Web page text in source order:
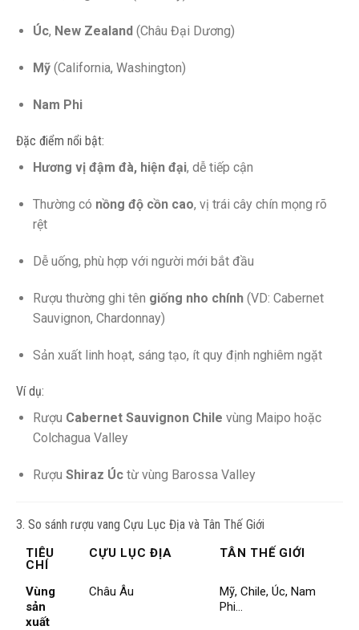
Úc, New Zealand(Châu Đại Dương)
Mỹ(California, Washington)
Nam Phi
Đặc điểm nổi bật:
Hương vị đậm đà, hiện đại, dễ tiếp cận
Thường có nồng độ cồn cao, vị trái cây chín mọng rõ
rệt
Dễ uống, phù hợp với người mới bắt đầu
Rượu thường ghi tên giống nho chính(VD: Cabernet
Sauvignon, Chardonnay)
Sản xuất linh hoạt, sáng tạo, ít quy định nghiêm ngặt
Ví dụ:
Rượu Cabernet Sauvignon Chile vùng Maipo hoặc
Colchagua Valley
Rượu Shiraz Úctừ vùng Barossa Valley
3. So sánh rượu vang Cựu Lục Địa và Tân Thế Giới
TIÊU
CHÍ
CỰU LỤC ĐỊA TÂN THẾ GIỚI
Vùng
sản
xuất
Châu Âu
Mỹ, Chile, Úc, Nam
Phi…